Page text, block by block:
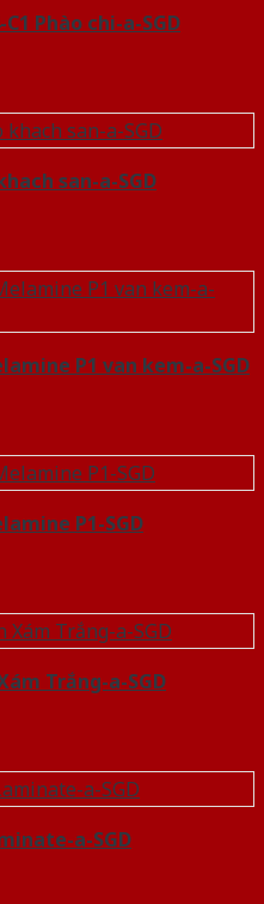
Phào chi-a-SGD
san-a-SGD
P1 van kem-a-SGD
P1-SGD
Trắng-a-SGD
a-SGD